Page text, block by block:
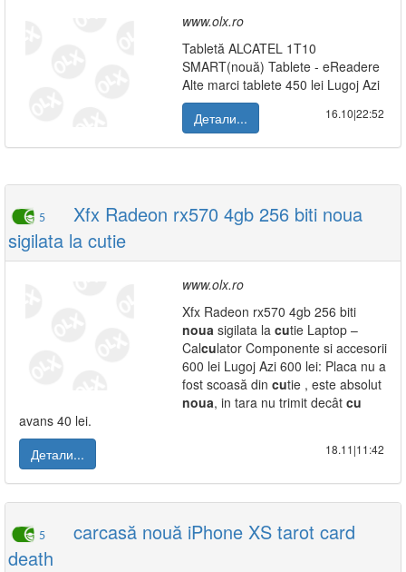
www.olx.ro
Tabletă ALCATEL 1T10
SMART(nouă) Tablete - eReadere
Alte marci tablete 450 lei Lugoj Azi
Детали...
16.10|22:52
5
Xfx Radeon rx570 4gb 256 biti noua
sigilata la cutie
www.olx.ro
Xfx Radeon rx570 4gb 256 biti
noua sigilata la cutie Laptop –
Calculator Componente si accesorii
600 lei Lugoj Azi 600 lei: Placa nu a
fost scoasă din cutie , este absolut
noua, in tara nu trimit decât cu
avans 40 lei.
Детали...
18.11|11:42
5
carcasă nouă iPhone XS tarot card
death